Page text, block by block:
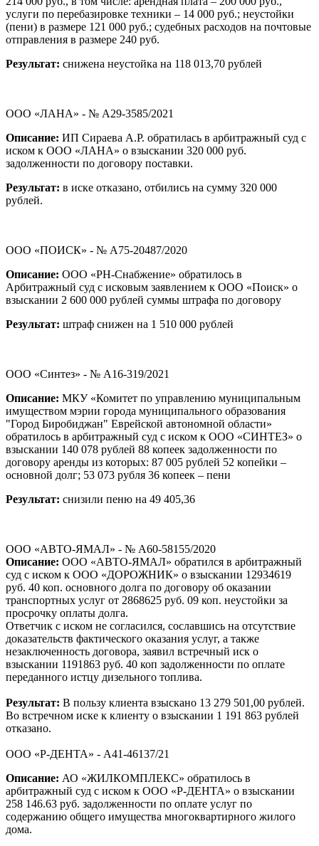
услуги по перебазировке техники – 14 000 руб.; неустойки
(пени) в размере 121 000 руб.; судебных расходов на почтовые
отправления в размере 240 руб.
Результат: снижена неустойка на 118 013,70 рублей
ООО «ЛАНА» - № А29-3585/2021
Описание: ИП Сираева А.Р. обратилась в арбитражный суд с
иском к ООО «ЛАНА» о взыскании 320 000 руб.
задолженности по договору поставки.
Результат: в иске отказано, отбились на сумму 320 000
рублей.
ООО «ПОИСК» - № А75-20487/2020
Описание: ООО «РН-Снабжение» обратилось в
Арбитражный суд с исковым заявлением к ООО «Поиск» о
взыскании 2 600 000 рублей суммы штрафа по договору
Результат: штраф снижен на 1 510 000 рублей
ООО «Синтез» - № А16-319/2021
Описание: МКУ «Комитет по управлению муниципальным
имуществом мэрии города муниципального образования
"Город Биробиджан" Еврейской автономной области»
обратилось в арбитражный суд с иском к ООО «СИНТЕЗ» о
взыскании 140 078 рублей 88 копеек задолженности по
договору аренды из которых: 87 005 рублей 52 копейки –
основной долг; 53 073 рубля 36 копеек – пени
Результат: снизили пеню на 49 405,36
ООО «АВТО-ЯМАЛ» - № А60-58155/2020
Описание: ООО «АВТО-ЯМАЛ» обратился в арбитражный
суд с иском к ООО «ДОРОЖНИК» о взыскании 12934619
руб. 40 коп. основного долга по договору об оказании
транспортных услуг от 2868625 руб. 09 коп. неустойки за
просрочку оплаты долга.
Ответчик с иском не согласился, сославшись на отсутствие
доказательств фактического оказания услуг, а также
незаключенность договора, заявил встречный иск о
взыскании 1191863 руб. 40 коп задолженности по оплате
переданного истцу дизельного топлива.
Результат: В пользу клиента взыскано 13 279 501,00 рублей.
Во встречном иске к клиенту о взыскании 1 191 863 рублей
отказано.
ООО «Р-ДЕНТА» - А41-46137/21
Описание: АО «ЖИЛКОМПЛЕКС» обратилось в
арбитражный суд с иском к ООО «Р-ДЕНТА» о взыскании
258 146.63 руб. задолженности по оплате услуг по
содержанию общего имущества многоквартирного жилого
дома.